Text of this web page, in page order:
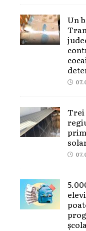
Un
Trei